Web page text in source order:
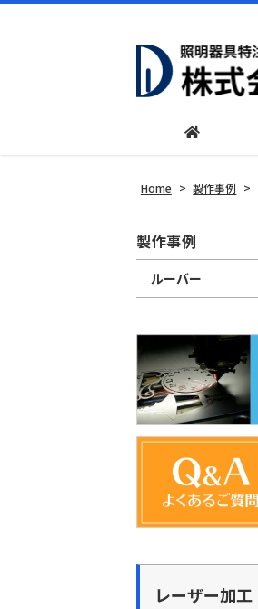
Home > 製作事例 >
製作事例
ルーバー
レーザー加工